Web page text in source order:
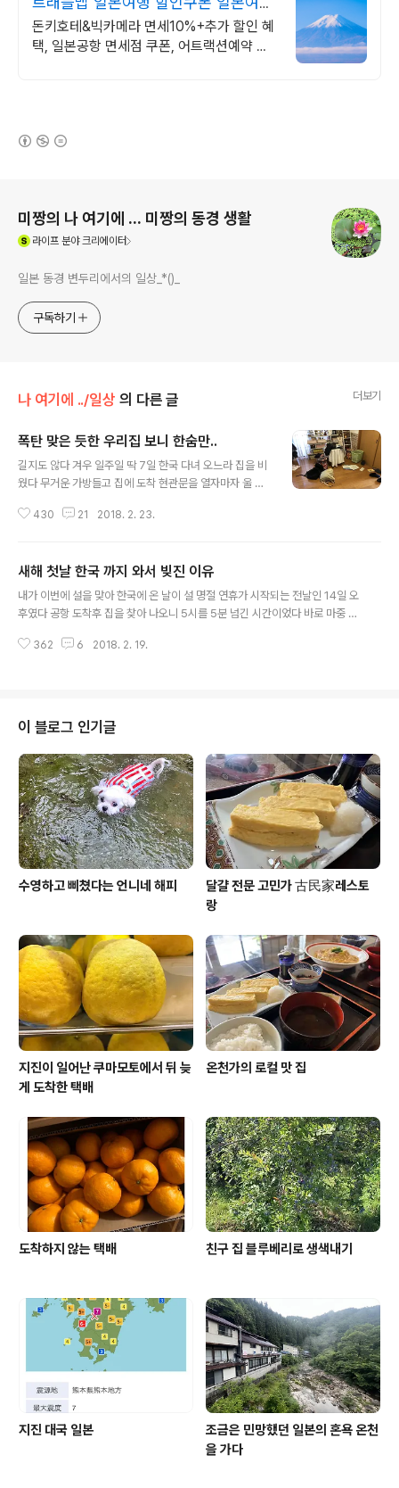
필수 쿠폰 다운가능
돈키호테&빅카메라 면세10%+추가 할인 혜
택, 일본공항 면세점 쿠폰, 어트랙션예약 일
미짱의 나 여기에 ... 미짱의 동경 생활
라이프분야 크리에이터
일본 동경 변두리에서의 일상_*()_
구독하기
나 여기에 ../일상 의 다른 글 더보기
폭탄 맞은 듯한 우리집 보니 한숨만..
길지도 않다 겨우 일주일 딱 7일 한국 다녀 오느라 집을 비
웠다 무거운 가방들고 집에 도착 현관문을 열자마자 울 집
하고 있다가 나를 반갑게 맞아주는 울 모꼬짱 에고 .. 모꼬
짝을 못하고 입만 떡 하니 벌렸다 현관에서 중문을 열고 거
실에 들어서자 마자 보이는 곳 보조 원형 테이블 중심으로
테이블 위에 의자 위에그리고 거실 바닥 앞쪽이랑 오른쪽
도 행차 하셨나?아님 내가 없는 새 일본에 지진이라도 일어
430 21 2018. 2. 23.
새해 첫날 한국 까지 와서 빚진 이유
내가 이번에 설을 맞아 한국에 온 날이 설 명절 연휴가 시작되는 전날인 14일 오
후였다 공항 도착후 집을 찾아 나오니 5시를 5분 넘긴 시간이었다 바로 마중 나
다 이런 이런 .. 음력을 쓰지 않는 일본이란 나라에 살다보니 음력에는 둔한 편이
보니 추석이나 설이나 명절에 한국에 나온게 10년도 더 전이다 히로가 유치원
때까지는 내가 한국 나오고 싶으면 언제든지 나올수 있었는데 히로가 ..
362 6 2018. 2. 19.
이 블로그 인기글
수영하고 삐쳤다는 언니네 해피
달걀 전문 고민가 古民家레스토
랑
지진이 일어난 쿠마모토에서 뒤 늦
게 도착한 택배
온천가의 로컬 맛 집
도착하지 않는 택배 친구 집 블루베리로 생색내기
지진 대국 일본
조금은 민망했던 일본의 혼욕 온천
을 가다